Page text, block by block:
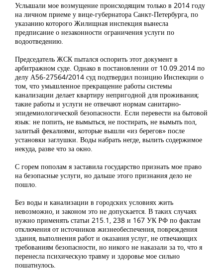
Услышали мое возмущение происходящим только в 2014 году
на личном приеме у вице-губернатора Санкт-Петербурга, по
указанию которого Жилищная инспекция вынесла
предписание о незаконности ограничения услуги по
водоотведению.
Председатель ЖСК пытался оспорить этот документ в
арбитражном суде. Однако в постановлении от 10.09.2014 по
делу А56-27564/2014 суд подтвердил позицию Инспекции о
том, что умышленное прекращение работы системы
канализации делает квартиру непригодной для проживания;
такие работы и услуги не отвечают нормам санитарно-
эпидемиологической безопасности. Если перевести на бытовой
язык: не попить, не вымыться, не постирать, не вымыть пол,
залитый фекалиями, которые вышли «из берегов» после
установки заглушки. Воды набрать негде, вылить содержимое
некуда, разве что за окно.
С горем пополам я заставила государство признать мое право
на безопасные услуги, но дальше этого признания дело не
пошло.
Без воды и канализации в городских условиях жить
невозможно, и законом это не допускается. В таких случаях
нужно применять статьи 215.1, 238 и 167 УК РФ по фактам
отключения от источников жизнеобеспечения, повреждения
здания, выполнения работ и оказания услуг, не отвечающих
требованиям безопасности, но никого не наказали за то, что я
перенесла психическую травму и здоровье мое сильно
пошатнулось.